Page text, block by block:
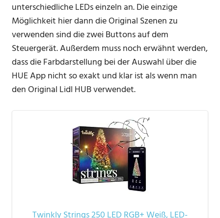
unterschiedliche LEDs einzeln an. Die einzige
Möglichkeit hier dann die Original Szenen zu
verwenden sind die zwei Buttons auf dem
Steuergerät. Außerdem muss noch erwähnt werden,
dass die Farbdarstellung bei der Auswahl über die
HUE App nicht so exakt und klar ist als wenn man
den Original Lidl HUB verwendet.